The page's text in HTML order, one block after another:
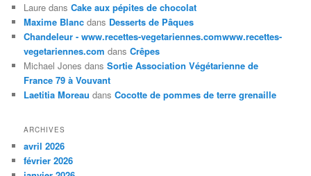
Laure dansCake aux pépites de chocolat
Maxime Blanc dans Desserts de Pâques
Chandeleur - www.recettes-vegetariennes.comwww.recettes-
vegetariennes.com dansCrêpes
Michael Jones dansSortie Association Végétarienne de
France 79 à Vouvant
Laetitia Moreau dansCocotte de pommes de terre grenaille
ARCHIVES
avril 2026
février 2026